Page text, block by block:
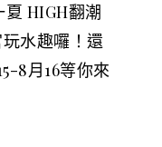
HIGH翻潮
水趣囉！還
8月16等你來